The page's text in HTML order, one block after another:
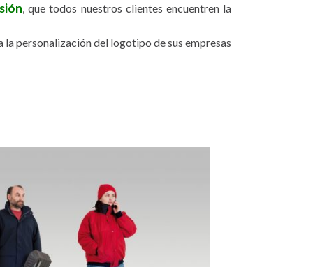
, que todos nuestros clientes encuentren la
personalización del logotipo de sus empresas